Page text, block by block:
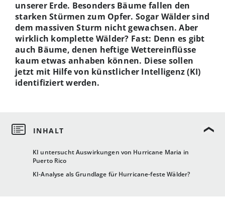
KI untersucht Auswirkungen von Hurricane Maria in
Puerto Rico
KI-Analyse als Grundlage für Hurricane-feste Wälder?
unserer Erde. Besonders Bäume fallen den
starken Stürmen zum Opfer. Sogar Wälder sind
dem massiven Sturm nicht gewachsen. Aber
wirklich komplette Wälder? Fast: Denn es gibt
auch Bäume, denen heftige Wettereinflüsse
kaum etwas anhaben können. Diese sollen
jetzt mit Hilfe von künstlicher Intelligenz (KI)
identifiziert werden.